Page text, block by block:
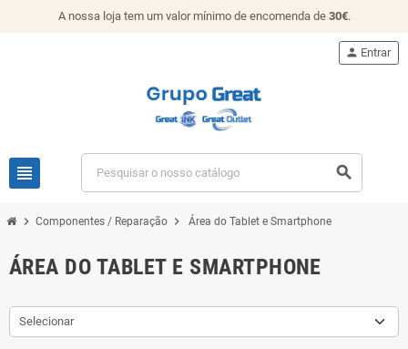
A nossa loja tem um valor mínimo de encomenda de 30€.
view_headline search
person Entrar
chevron_right Componentes / Reparação chevron_right Área do Tablet e Smartphone
ÁREA DO TABLET E SMARTPHONE
Selecionar